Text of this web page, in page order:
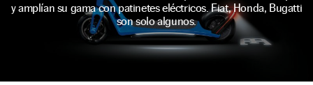
y amplían su gama con patinetes eléctricos. Fiat, Honda, Bugatti
son solo algunos.